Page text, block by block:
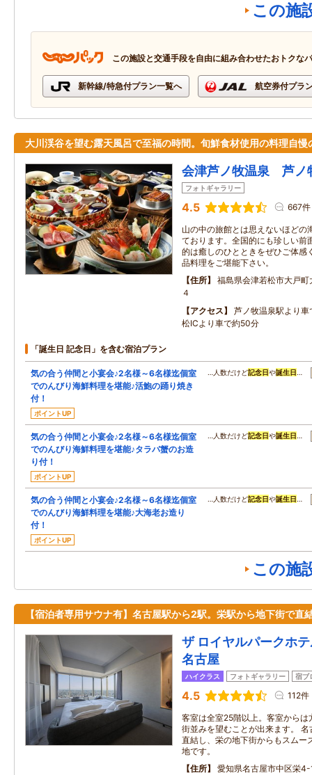
この施
この施設と交通手段を自由に組み合わせたおトクな
新幹線/特急付プラン一覧へ 航空券付プラ
大川渓谷を望む露天風呂で至福の時間。旬鮮食材使用の料理自慢
会津芦ノ牧温泉 芦ノ
フォトギャラリー
4.5 667件
山の中の旅館とは思えないほどの
ております。全国的にも珍しい前
的は癒しのひとときをぜひご体感
品料理をご堪能下さい。
住所
福島県会津若松市大戸
４
アクセス
芦ノ牧温泉駅より
松ICより車で約50分
「誕生日 記念日」を含む宿泊プラン
気の合う仲間と小宴会♪2名様～6名様迄個室
でのんびり海鮮料理を堪能♪活鮑の踊り焼き
付！
ポイントUP
…人数だけど記念日や誕生日 …
気の合う仲間と小宴会♪2名様～6名様迄個室
でのんびり海鮮料理を堪能♪タラバ蟹のお造
り付！
ポイントUP
…人数だけど記念日や誕生日 …
気の合う仲間と小宴会♪2名様～6名様迄個室
でのんびり海鮮料理を堪能♪大海老お造り
付！
ポイントUP
…人数だけど記念日や誕生日 …
この施
【宿泊者専用サウナ有】名古屋駅から2駅。栄駅から地下街で直
ザ ロイヤルパークホ
名古屋
ハイクラス フォトギャラリー 宿ブ
4.5 112件
客室は全室25階以上。客室から
街並みを望むことが出来ます。
直結し、栄の地下街からもスムー
地です。
住所
愛知県名古屋市中区栄